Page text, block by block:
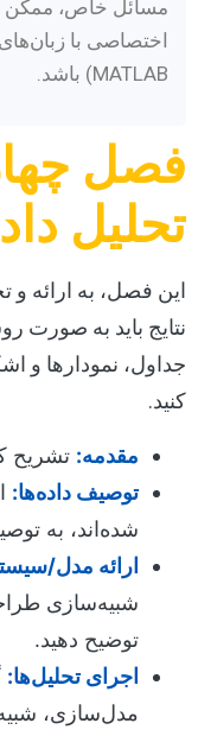
مسائل خاص، ممکن
MATLAB) باشد.
فصل
تحلیل
این فصل، به ارائه و
نتایج باید به صورت
جداول، نمودارها و
کنید.
مقدمه: تشریح
توصیف داده‌ها:
شده‌اند، به
ارائه مدل/
شبیه‌سازی
توضیح دهید.
اجرای تحلیل‌ها:
مدل‌سازی،